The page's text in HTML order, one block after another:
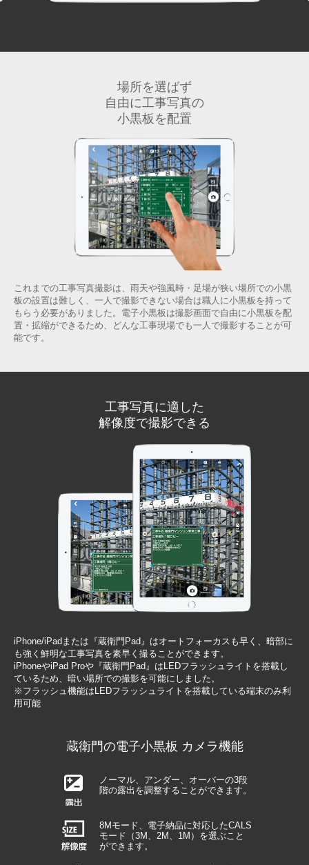
場所を選ばず
自由に工事写真の
小黒板を配置
これまでの工事写真撮影は、雨天や強風時・足場が狭い場所での小黒
板の設置は難しく、一人で撮影できない場合は職人に小黒板を持って
もらう必要がありました。電子小黒板は撮影画面で自由に小黒板を配
置・拡縮ができるため、どんな工事現場でも一人で撮影することが可
能です。
工事写真に適した
解像度で撮影できる
iPhone/iPadまたは『蔵衛門Pad』はオートフォーカスも早く、暗部に
も強く鮮明な工事写真を素早く撮ることができます。
iPhoneやiPad Proや『蔵衛門Pad』はLEDフラッシュライトを搭載し
ているため、暗い場所での撮影を可能にしました。
※フラッシュ機能はLEDフラッシュライトを搭載している端末のみ利
用可能
蔵衛門の電子小黒板 カメラ機能
ノーマル、アンダー、オーバーの3段
階の露出を調整することができます。
8Mモード、電子納品に対応したCALS
モード（3M、2M、1M）を選ぶこと
ができます。